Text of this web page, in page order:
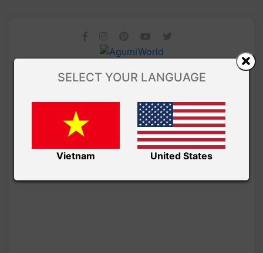
SELECT YOUR LANGUAGE
Vietnam United States